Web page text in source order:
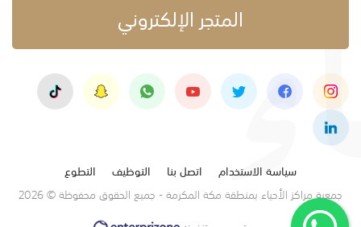
المتجر الإلكتروني
سياسة الاستخدام اتصل بنا التوظيف
التطوع
جمعية مراكز الأحياء بمنطقة مكة المكرمة - جميع الحقوق محفوظة © 2026